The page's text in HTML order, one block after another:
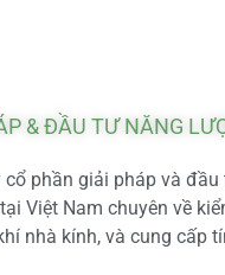
& ĐẦU TƯ NĂNG
phần giải pháp và
Việt Nam chuyên về
nhà kính, và cung cấp